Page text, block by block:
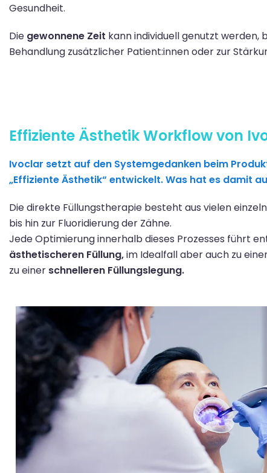
Gesundheit.
Die gewonnene Zeit kannindividuellgenutzt werden,
Behandlung zusätzlicher Patient:innenoder zur St
Effiziente Ästhetik Workflow von
Ivoclar setzt auf den Systemgedanken beim
„Effiziente Ästhetik“ entwickelt. Was hat es damit
Diedirekte Füllungstherapie besteht aus vielen
bis hin zur Fluoridierung der Zähne.
Jede Optimierunginnerhalb dieses Prozesses führt
ästhetischeren Füllung,im Idealfallaber auch zu
zueiner schnelleren Füllungslegung.